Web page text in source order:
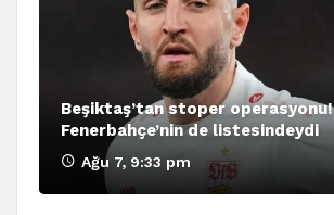
Beşiktaş’tan stoper operasyonu!
Fenerbahçe’nin de listesindeydi
Ağu 7, 9:33 pm